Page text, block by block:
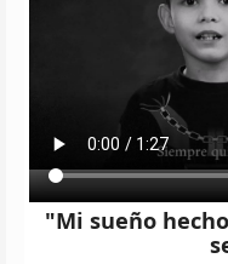
"Mi sueño